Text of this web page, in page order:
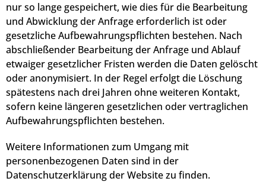
nur so lange gespeichert, wie dies für die Bearbeitung
und Abwicklung der Anfrage erforderlich ist oder
gesetzliche Aufbewahrungspflichten bestehen. Nach
abschließender Bearbeitung der Anfrage und Ablauf
etwaiger gesetzlicher Fristen werden die Daten gelöscht
oder anonymisiert. In der Regel erfolgt die Löschung
spätestens nach drei Jahren ohne weiteren Kontakt,
sofern keine längeren gesetzlichen oder vertraglichen
Aufbewahrungspflichten bestehen.
Weitere Informationen zum Umgang mit
personenbezogenen Daten sind in der
Datenschutzerklärung der Website zu finden.